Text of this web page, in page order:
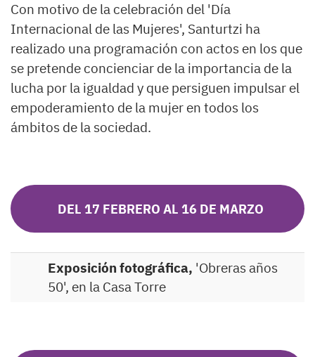
Con motivo de la celebración del 'Día
Internacional de las Mujeres', Santurtzi ha
realizado una programación con actos en los que
se pretende concienciar de la importancia de la
lucha por la igualdad y que persiguen impulsar el
empoderamiento de la mujer en todos los
ámbitos de la sociedad.
DEL 17 FEBRERO AL 16 DE MARZO
Exposición fotográfica, 'Obreras años
50', en la Casa Torre